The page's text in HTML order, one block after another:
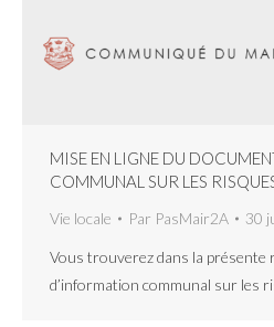
MISE EN LIGNE DU
COMMUNAL SUR LES
Vie locale Par PasMair2A 30
Vous trouverez dans la présente
d’information communal sur les